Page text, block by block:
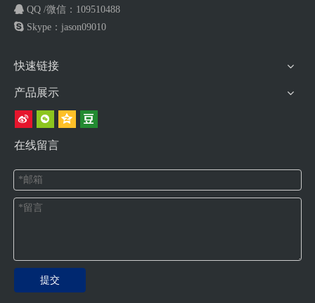
 QQ /微信 ： 109510488
 Skype ： jason09010
快速链接
产品展示
在线留言
提交